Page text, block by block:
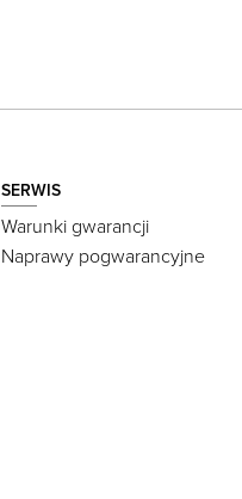
SERWIS
Warunki gwarancji
Naprawy pogwarancyjne